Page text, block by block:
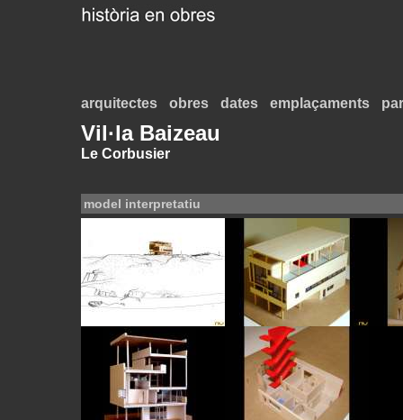
arquitectes obres dates emplaçaments
Vil·la Baizeau
Le Corbusier
model interpretatiu